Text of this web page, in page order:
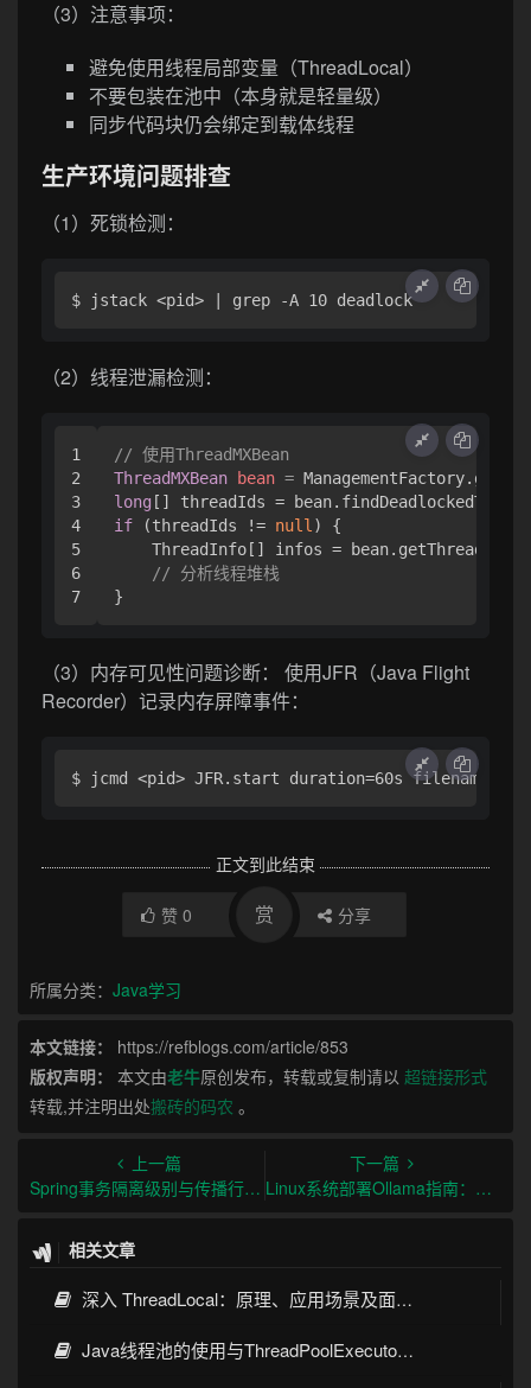
（3）注意事项：
避免使用线程局部变量（ThreadLocal）
不要包装在池中（本身就是轻量级）
同步代码块仍会绑定到载体线程
生产环境问题排查
（1）死锁检测：
（2）线程泄漏检测：
1
2
3
4
5
6
// 使用ThreadMXBean
ThreadMXBean
bean =
long
if (threadIds != null ) {
ThreadInfo[] infos =
// 分析线程堆栈
（3）内存可见性问题诊断： 使用JFR（Java Flight
Recorder）记录内存屏障事件：
正文到此结束
赞 0 赏 分享
所属分类： Java学习
本文链接：
https://refblogs.com/article/853
版权声明：
本文由老牛原创发布，转载或复制请以 超链接形式
转载,并注明出处搬砖的码农 。
上一篇
Spring事务隔离级别与传播行为及最佳实践
下一篇
Linux系统部署Ollama指南：从安装到生产环境实践
相关文章
深入 ThreadLocal：原理、应用场景及面试考点全指南
Java线程池的使用与ThreadPoolExecutor详解